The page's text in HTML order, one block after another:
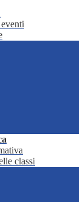
classi